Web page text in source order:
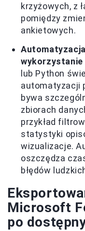
krzyżowych, z
pomiędzy
ankietowych.
lub Python
automatyzacji
bywa
zbiorach
przykład
statystyki
wizualizacje.
oszczędza
błędów
Microsoft
po